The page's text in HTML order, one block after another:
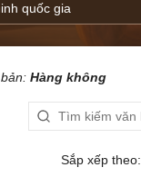
Hàng không
Sắp xếp theo: